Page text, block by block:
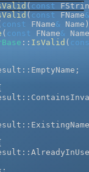
( const
( const FName&
const FName& Name )
( const FName& Name
:: IsValid (
:: EmptyName ;
::
:: ExistingName
:: AlreadyInUse